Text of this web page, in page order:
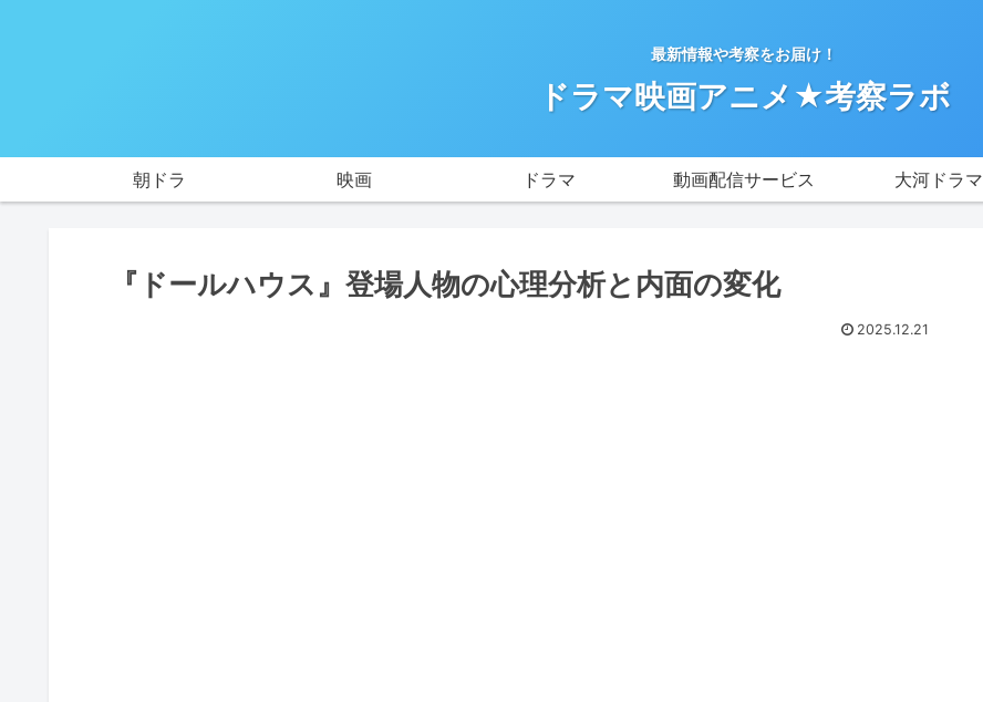
最新情報や考察をお届け！
ドラマ映画アニメ★考察ラボ
朝ドラ 映画 ドラマ 動画配信サービス 大河ドラマ
『ドールハウス』登場人物の心理分析と内面の変化
2025.12.21